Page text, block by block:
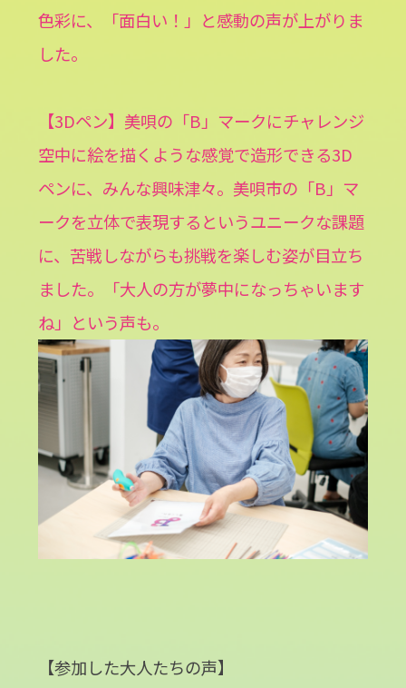
色彩に、「面白い！」と感動の声が上がりま
した。
【3Dペン】美唄の「B」マークにチャレンジ
空中に絵を描くような感覚で造形できる3D
ペンに、みんな興味津々。美唄市の「B」マ
ークを立体で表現するというユニークな課題
に、苦戦しながらも挑戦を楽しむ姿が目立ち
ました。「大人の方が夢中になっちゃいます
ね」という声も。
【参加した大人たちの声】